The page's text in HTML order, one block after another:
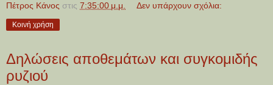
Πέτρος Κάνος στις 7:35:00 μ.μ. Δεν υπάρχουν σχόλια:
Κοινή χρήση
Δηλώσεις αποθεμάτων και συγκομιδής
ρυζιού